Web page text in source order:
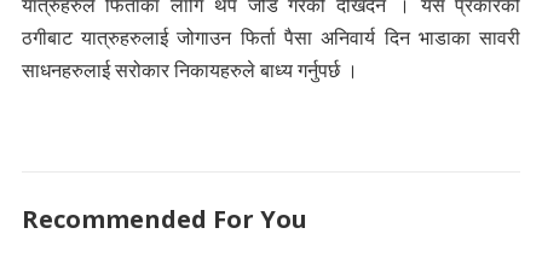
ठगीबाट यात्रुहरुलाई जोगाउन फिर्ता पैसा अनिवार्य दिन भाडाका सावरी
साधनहरुलाई सरोकार निकायहरुले बाध्य गर्नुपर्छ ।
Recommended For You